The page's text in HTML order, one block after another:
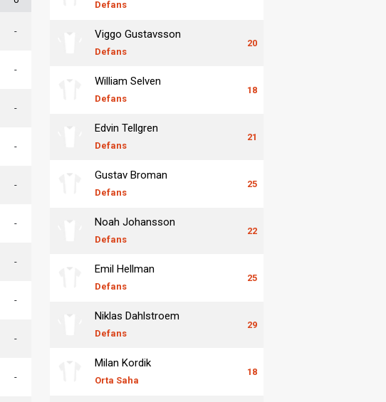
-
-
-
-
-
-
-
-
-
-
Defans
Viggo Gustavsson
Defans
20
William Selven
Defans
18
Edvin Tellgren
Defans
21
Gustav Broman
Defans
25
Noah Johansson
Defans
22
Emil Hellman
Defans
25
Niklas Dahlstroem
Defans
29
Milan Kordik
Orta Saha
18